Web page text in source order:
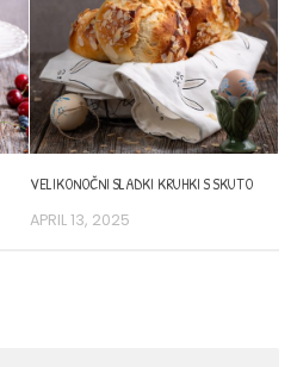
VELIKONOČNI SLADKI KRUHKI S SKUTO
APRIL 13, 2025